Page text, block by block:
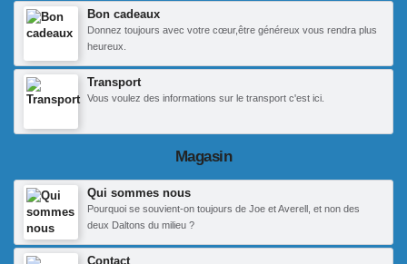
Bon cadeaux
Donnez toujours avec votre cœur,être généreux vous rendra plus
heureux.
Transport
Vous voulez des informations sur le transport c'est ici.
Magasin
Qui sommes nous
Pourquoi se souvient-on toujours de Joe et Averell, et non des
deux Daltons du milieu ?
Contact